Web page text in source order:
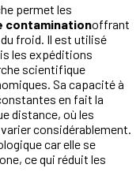
permet les
contaminationoffrant
froid. Il est utilisé
les expéditions
scientifique
Sa capacité à
en fait la
distance, où les
considérablement.
car elle se
ce qui réduit les